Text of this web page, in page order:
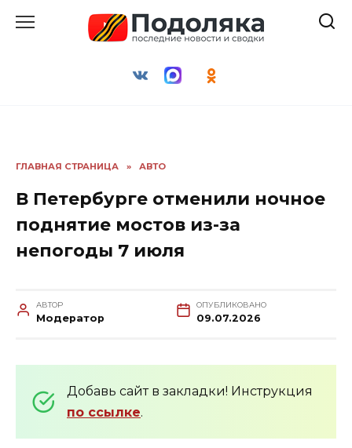
ГЛАВНАЯ СТРАНИЦА » АВТО
В Петербурге отменили ночное
поднятие мостов из-за
непогоды 7 июля
АВТОР
Модератор
ОПУБЛИКОВАНО
09.07.2026
Добавь сайт в закладки! Инструкция
по ссылке.